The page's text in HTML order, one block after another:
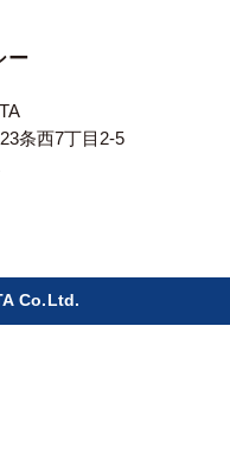
ー
条西7丁目2-5
Co.Ltd.